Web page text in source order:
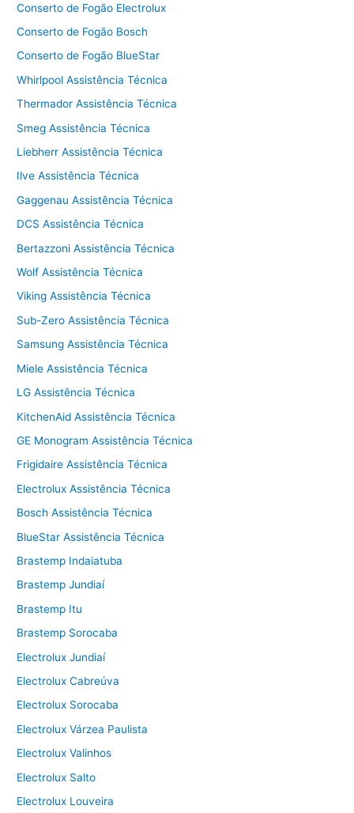
Conserto de Fogão Electrolux
Conserto de Fogão Bosch
Conserto de Fogão BlueStar
Whirlpool Assistência Técnica
Thermador Assistência Técnica
Smeg Assistência Técnica
Liebherr Assistência Técnica
Ilve Assistência Técnica
Gaggenau Assistência Técnica
DCS Assistência Técnica
Bertazzoni Assistência Técnica
Wolf Assistência Técnica
Viking Assistência Técnica
Sub-Zero Assistência Técnica
Samsung Assistência Técnica
Miele Assistência Técnica
LG Assistência Técnica
KitchenAid Assistência Técnica
GE Monogram Assistência Técnica
Frigidaire Assistência Técnica
Electrolux Assistência Técnica
Bosch Assistência Técnica
BlueStar Assistência Técnica
Brastemp Indaiatuba
Brastemp Jundiaí
Brastemp Itu
Brastemp Sorocaba
Electrolux Jundiaí
Electrolux Cabreúva
Electrolux Sorocaba
Electrolux Várzea Paulista
Electrolux Valinhos
Electrolux Salto
Electrolux Louveira